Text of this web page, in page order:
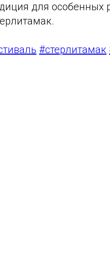
для особенных
#стерлитамак